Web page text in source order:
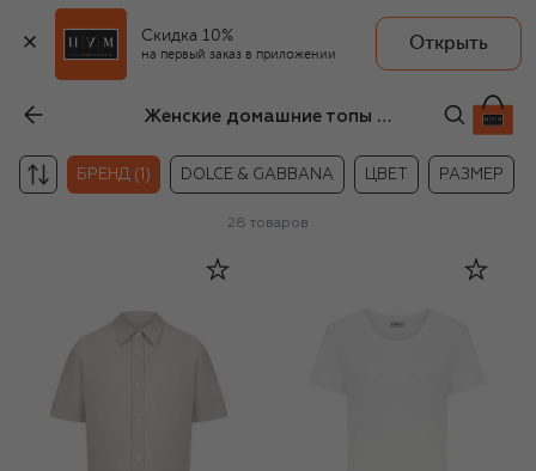
Скидка 10%
на первый заказ в приложении
Открыть
Женские домашние топы Zimmerli
БРЕНД (1) DOLCE & GABBANA ЦВЕТ РАЗМЕР
28 товаров